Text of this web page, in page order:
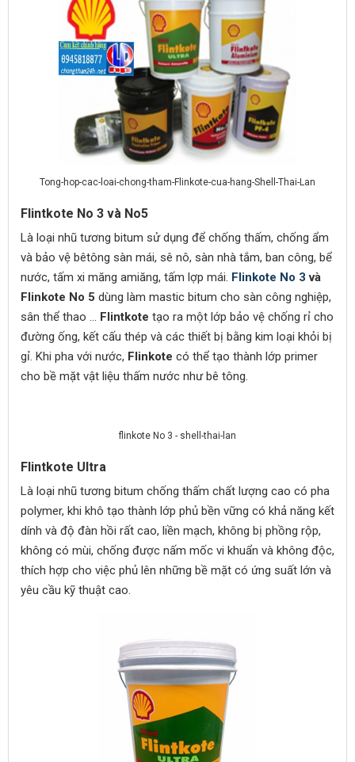
Tong-hop-cac-loai-chong-tham-Flinkote-cua-hang-Shell-Thai-Lan
Flintkote No 3 và No5
Là loại nhũ tương bitum sử dụng để chống thấm, chống ẩm
và bảo vệ bêtông sàn mái, sê nô, sàn nhà tắm, ban công, bể
nước, tấm xi măng amiăng, tấm lợp mái. Flinkote No 3 và
Flinkote No 5 dùng làm mastic bitum cho sàn công nghiệp,
sân thể thao ... Flintkote tạo ra một lớp bảo vệ chống rỉ cho
đường ống, kết cấu thép và các thiết bị bằng kim loại khỏi bị
gỉ. Khi pha với nước, Flinkote có thể tạo thành lớp primer
cho bề mặt vật liệu thấm nước như bê tông.
flinkote No 3 - shell-thai-lan
Flintkote Ultra
Là loại nhũ tương bitum chống thấm chất lượng cao có pha
polymer, khi khô tạo thành lớp phủ bền vững có khả năng kết
dính và độ đàn hồi rất cao, liền mạch, không bị phồng rộp,
không có mùi, chống được nấm mốc vi khuẩn và không độc,
thích hợp cho việc phủ lên những bề mặt có ứng suất lớn và
yêu cầu kỹ thuật cao.